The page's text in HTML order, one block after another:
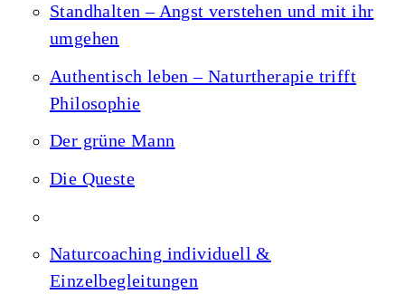
Standhalten – Angst verstehen und mit ihr
umgehen
Authentisch leben – Naturtherapie trifft
Philosophie
Der grüne Mann
Die Queste
Naturcoaching individuell &
Einzelbegleitungen